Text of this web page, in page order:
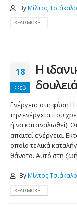
By Μίλτος
READ MORE...
18
Φεβ
Η
Ενέργεια στη φύση Η
την ενέργεια που
ή να καταναλωθεί).
απαιτεί ενέργεια.
οποίο τελικά
θάνατο. Αυτό στη
By Μίλτος
READ MORE...